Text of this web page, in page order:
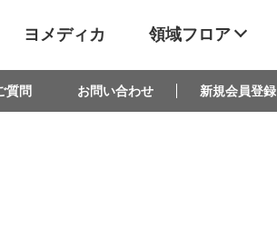
ヨメディカ 領域フロア
質問 お問い合わせ 新規会員登録